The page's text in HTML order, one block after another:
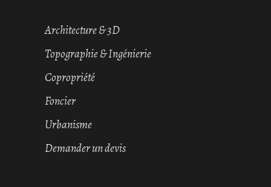
Architecture & 3D
Topographie & Ingénierie
Copropriété
Foncier
Urbanisme
Demander un devis